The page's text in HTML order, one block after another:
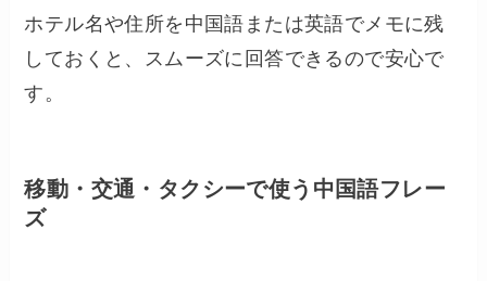
ホテル名や住所を中国語または英語でメモに残
しておくと、スムーズに回答できるので安心で
す。
移動・交通・タクシーで使う中国語フレー
ズ